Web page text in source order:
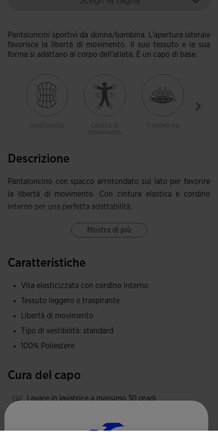
Pantaloncini sportivi da donna/bambina. L'apertura laterale
favorisce la libertà di movimento. Il suo tessuto e la sua
forma si adattano al corpo dell'atleta. È un capo di base.
Adattabilità
Libertà di
movimento
Traspirante
Descrizione
Pantaloncino con spacco arrotondato sul lato per favorire
la libertà di movimento. Con cintura elastica e cordino
interno per una perfetta adattabilità.
Mostra di più
Caratteristiche
Vita elasticizzata con cordino interno
Tessuto leggero e traspirante
Libertà di movimento
Tipo di vestibilità: standard
100% Poliestere
Cura del capo
Lavare in lavatrice a massimo 30 gradi
Non utilizzare asciugatrice